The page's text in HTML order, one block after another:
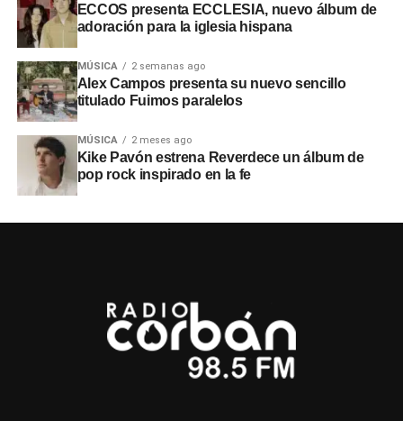
ECCOS presenta ECCLESIA, nuevo álbum de
adoración para la iglesia hispana
MÚSICA 2 semanas ago
Alex Campos presenta su nuevo sencillo
titulado Fuimos paralelos
MÚSICA 2 meses ago
Kike Pavón estrena Reverdece un álbum de
pop rock inspirado en la fe